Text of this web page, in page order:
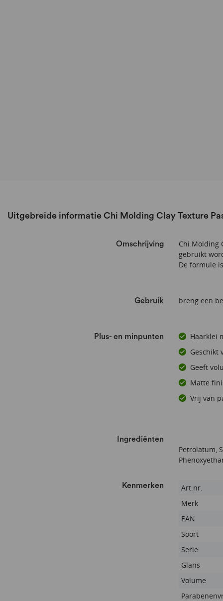
Uitgebreide informatie Chi Molding Clay Texture
Omschrijving
Chi Molding
gebruikt
De formule
Gebruik breng een
Plus- en minpunten
Haarklei
Geschikt
Geeft
Matte
Vrij van
Ingrediënten
Petrolatum,
Kenmerken Kenmerken
Art.nr.
Merk
EAN
Soort
Serie
Glans
Volume